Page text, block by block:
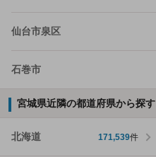
仙台市泉区
石巻市
宮城県近隣の都道府県から探す
北海道 171,539件